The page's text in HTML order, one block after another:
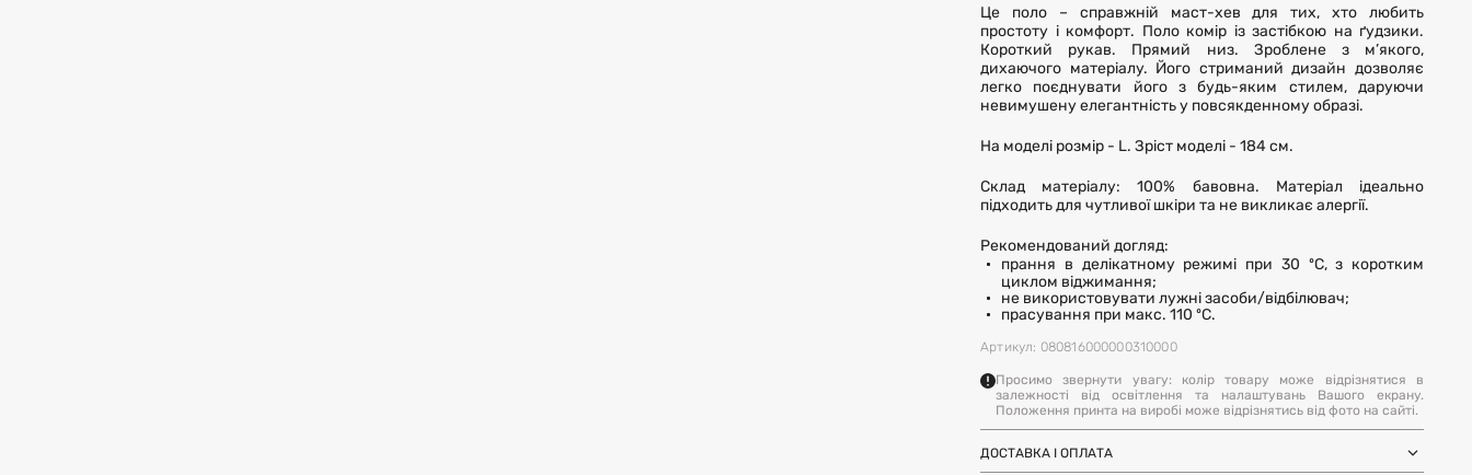
Це поло – справжній маст-хев для тих, хто любить
простоту і комфорт. Поло комір із застібкою на ґудзики.
Короткий рукав. Прямий низ. Зроблене з м’якого,
дихаючого матеріалу. Його стриманий дизайн дозволяє
легко поєднувати його з будь-яким стилем, даруючи
невимушену елегантність у повсякденному образі.
На моделі розмір - L. Зріст моделі - 184 см.
Склад матеріалу: 100% бавовна. Матеріал ідеально
підходить для чутливої шкіри та не викликає алергії.
Рекомендований догляд:
прання в делікатному режимі при 30 ºC, з коротким
циклом віджимання;
не використовувати лужні засоби/відбілювач;
прасування при макс. 110 ºC.
Артикул: 080816000000310000
Просимо звернути увагу: колір товару може відрізнятися в
залежності від освітлення та налаштувань Вашого екрану.
Положення принта на виробі може відрізнятись від фото на сайті.
ДОСТАВКА І ОПЛАТА